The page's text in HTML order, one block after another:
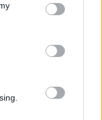
fois après
qui m'a
lui ai décrit le
Il me parait
0 réactions